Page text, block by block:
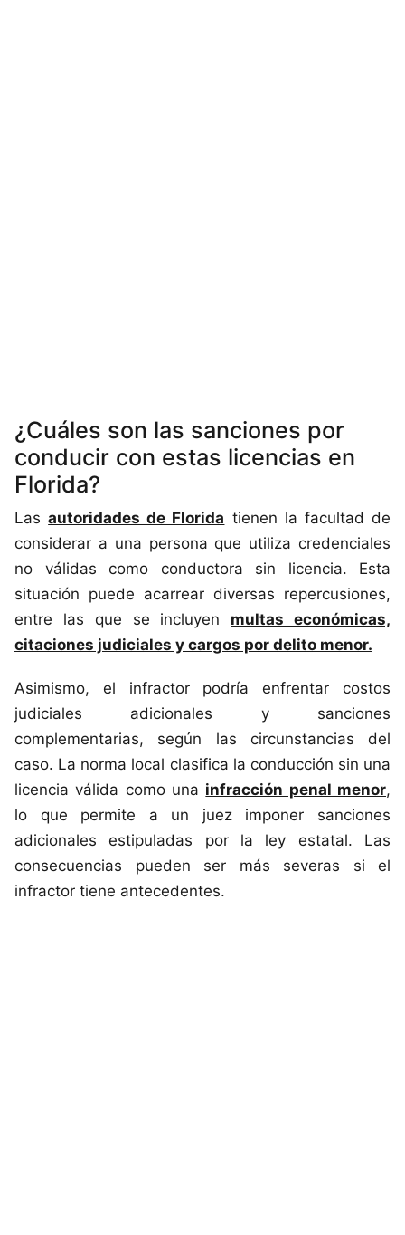
¿Cuáles son las sanciones por
conducir con estas licencias en
Florida?
Lasautoridades de Florida tienen la facultad de
considerar a una persona que utiliza credenciales
no válidas como conductora sin licencia. Esta
situación puede acarrear diversas repercusiones,
entre las que se incluyen multas económicas,
citaciones judiciales y cargos por delito menor.
Asimismo, el infractor podría enfrentar costos
judiciales adicionales y sanciones
complementarias, según las circunstancias del
caso. La norma local clasifica la conducción sin una
licencia válida como una infracción penal menor,
lo que permite a un juez imponer sanciones
adicionales estipuladas por la ley estatal. Las
consecuencias pueden ser más severas si el
infractor tiene antecedentes.